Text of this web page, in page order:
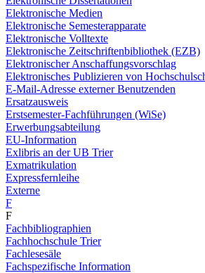
Elektronische Medien
Elektronische Semesterapparate
Elektronische Volltexte
Elektronische Zeitschriftenbibliothek (EZB)
Elektronischer Anschaffungsvorschlag
Elektronisches Publizieren von
E-Mail-Adresse externer Benutzenden
Ersatzausweis
Erstsemester-Fachführungen (WiSe)
Erwerbungsabteilung
EU-Information
Exlibris an der UB Trier
Exmatrikulation
Expressfernleihe
Externe
F
F
Fachbibliographien
Fachhochschule Trier
Fachlesesäle
Fachspezifische Information